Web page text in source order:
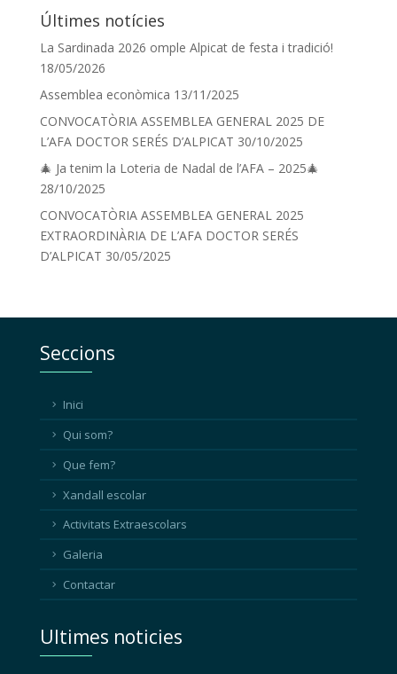
Últimes notícies
La Sardinada 2026 omple Alpicat de festa i tradició!
18/05/2026
Assemblea econòmica 13/11/2025
CONVOCATÒRIA ASSEMBLEA GENERAL 2025 DE
L’AFA DOCTOR SERÉS D’ALPICAT 30/10/2025
🎄 Ja tenim la Loteria de Nadal de l’AFA – 2025🎄
28/10/2025
CONVOCATÒRIA ASSEMBLEA GENERAL 2025
EXTRAORDINÀRIA DE L’AFA DOCTOR SERÉS
D’ALPICAT 30/05/2025
Seccions
Inici
Qui som?
Que fem?
Xandall escolar
Activitats Extraescolars
Galeria
Contactar
Ultimes noticies